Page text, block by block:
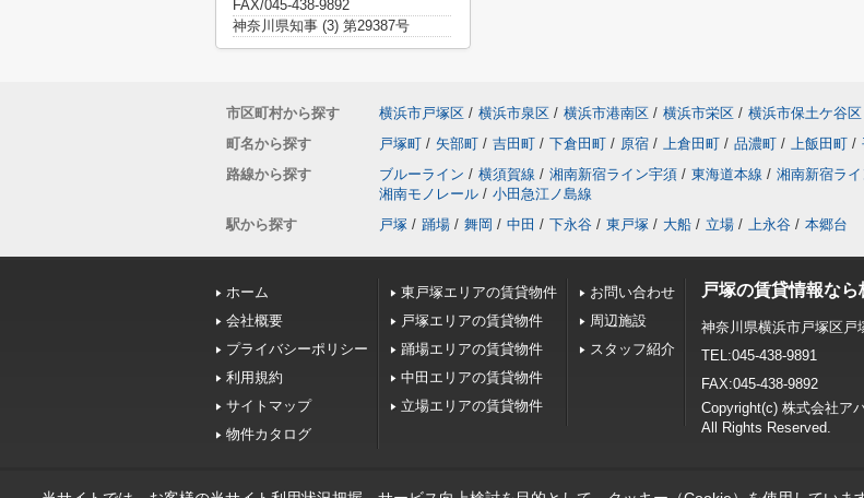
FAX/045-438-9892
神奈川県知事 (3) 第29387号
市区町村から探す 横浜市戸塚区 / 横浜市泉区 / 横浜市港南区 / 横浜市栄区 / 横浜市保土ケ谷区
町名から探す
戸塚町 / 矢部町 / 吉田町 / 下倉田町 / 原宿 / 上倉田町 / 品濃町 / 上飯田町 /
路線から探す
ブルーライン / 横須賀線 / 湘南新宿ライン宇須 / 東海道本線 / 湘南新宿ラ
湘南モノレール / 小田急江ノ島線
駅から探す
戸塚 / 踊場 / 舞岡 / 中田 / 下永谷 / 東戸塚 / 大船 / 立場 / 上永谷 / 本郷台
ホーム
会社概要
プライバシーポリシー
利用規約
サイトマップ
物件カタログ
東戸塚エリアの賃貸物件
戸塚エリアの賃貸物件
踊場エリアの賃貸物件
中田エリアの賃貸物件
立場エリアの賃貸物件
お問い合わせ
周辺施設
スタッフ紹介
戸塚の賃貸情報な
神奈川県横浜市戸塚区戸
TEL:045-438-9891
FAX:045-438-9892
Copyright(c) 株式会社ア
All Rights Reserved.